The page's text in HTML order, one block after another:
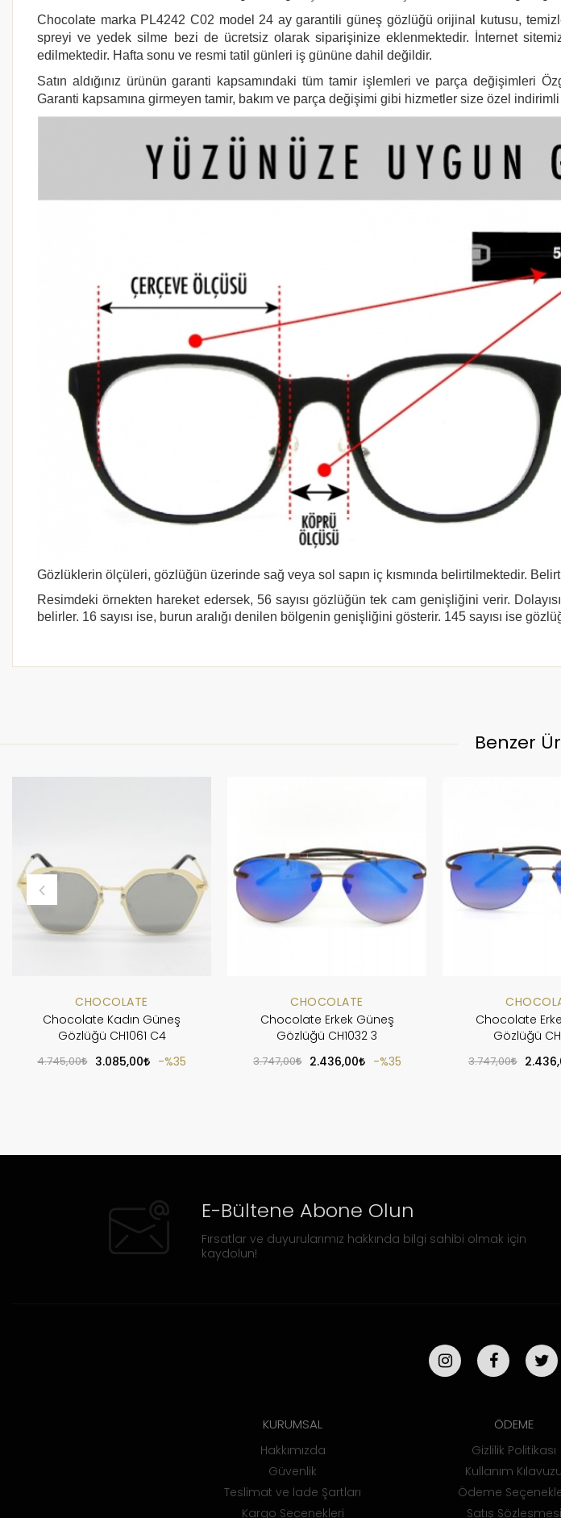
Chocolate marka PL4242 C02 model 24 ay garantili güneş gözlüğü orijinal kutusu,
spreyi ve yedek silme bezi de ücretsiz olarak siparişinize eklenmektedir. İnternet
edilmektedir. Hafta sonu ve resmi tatil günleri iş gününe dahil değildir.
Satın aldığınız ürünün garanti kapsamındaki tüm tamir işlemleri ve parça değişimleri
Garanti kapsamına girmeyen tamir, bakım ve parça değişimi gibi hizmetler size özel
Gözlüklerin ölçüleri, gözlüğün üzerinde sağ veya sol sapın iç kısmında belirtilmektedir.
Resimdeki örnekten hareket edersek, 56 sayısı gözlüğün tek cam genişliğini verir.
belirler. 16 sayısı ise, burun aralığı denilen bölgenin genişliğini gösterir. 145 sayısı ise
Benzer
CHOCOLATE
Chocolate Kadın Güneş
Gözlüğü CH1061 C4
4.745,00 3.085,00 %35
CHOCOLATE
Chocolate Erkek Güneş
Gözlüğü CH1032 3
3.747,00 2.436,00 %35
Chocolate
Gözlüğü
3.747,00
E-Bültene Abone Olun
Fırsatlar ve duyurularımız hakkında bilgi sahibi olmak için
kaydolun!
KURUMSAL
Hakkımızda
Güvenlik
Teslimat ve İade Şartları
Kargo Seçenekleri
ÖDEME
Gizlilik Politikası
Kullanım Kılavuzu
Ödeme
Satış Sözleşmesi